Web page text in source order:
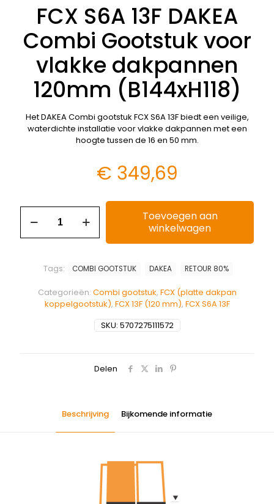
FCX S6A 13F DAKEA
Combi Gootstuk voor
vlakke dakpannen
120mm (B144xH118)
Het DAKEA Combi gootstuk FCX S6A 13F biedt een veilige,
waterdichte installatie voor vlakke dakpannen met een
hoogte tussen de 16 en 50 mm.
€ 349,69
Toevoegen aan
winkelwagen
SKU: 5707275111572
Categorieën: Combi gootstuk, FCX (platte dakpan
koppelgootstuk), FCX 13F (120 mm), FCX S6A 13F
Tags: COMBI GOOTSTUK DAKEA RETOUR 80%
Delen
Beschrijving Bijkomende informatie